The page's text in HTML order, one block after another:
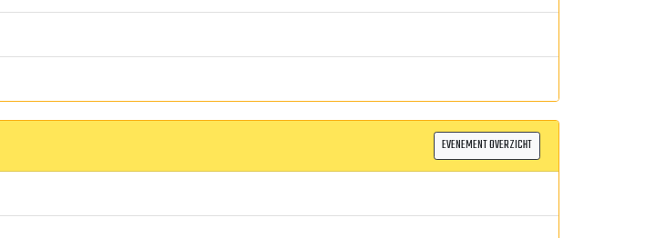
EVENEMENT OVERZICHT